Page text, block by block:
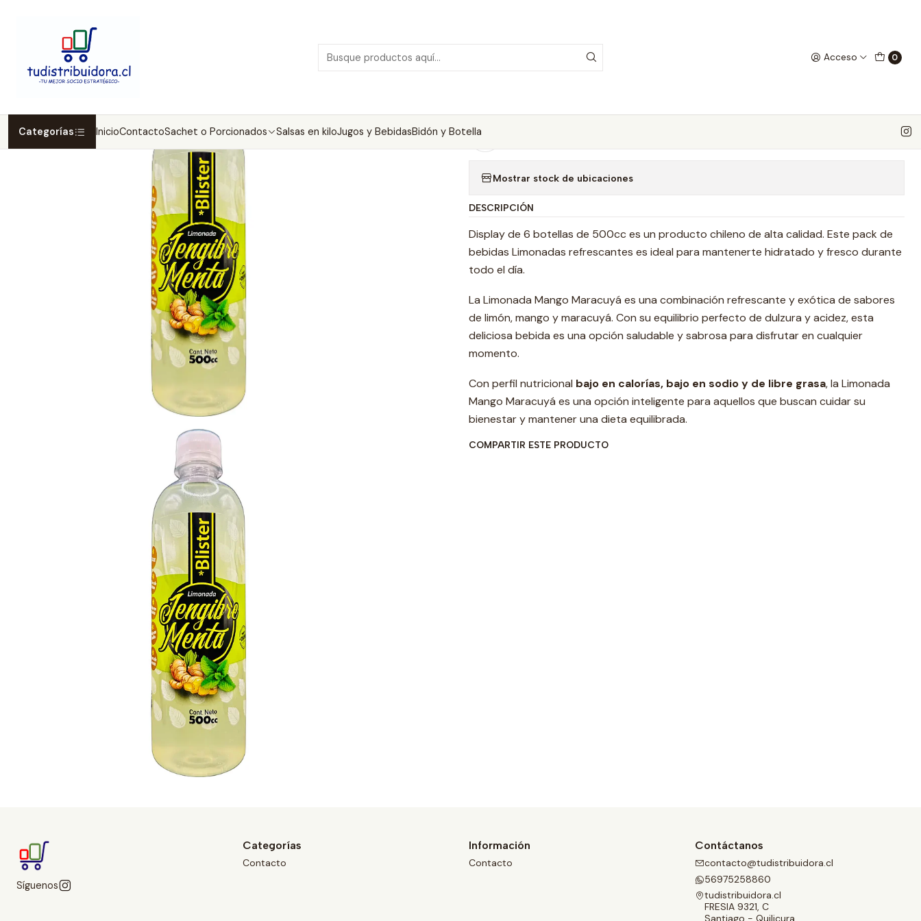
Acceso 0
Categorías InicioContactoSachet o Porcionados Salsas en kiloJugos y BebidasBidón y Botella
Pack 6 Botellas 500cc Limonada Jengibre
Mostrar stock de ubicaciones
DESCRIPCIÓN
Display de 6 botellas de 500cc es un producto chileno de alta calidad. Este pack de
bebidas Limonadas refrescantes es ideal para mantenerte hidratado y fresco durante
todo el día.
La Limonada Mango Maracuyá es una combinación refrescante y exótica de sabores
de limón, mango y maracuyá. Con su equilibrio perfecto de dulzura y acidez, esta
deliciosa bebida es una opción saludable y sabrosa para disfrutar en cualquier
momento.
Con perfil nutricional bajo en calorías, bajo en sodio y de libre grasa, la Limonada
Mango Maracuyá es una opción inteligente para aquellos que buscan cuidar su
bienestar y mantener una dieta equilibrada.
COMPARTIR ESTE PRODUCTO
Síguenos
Categorías
Contacto
Información
Contacto
Contáctanos
contacto@tudistribuidora.cl
56975258860
tudistribuidora.cl
FRESIA 9321, C
Santiago - Quilicura